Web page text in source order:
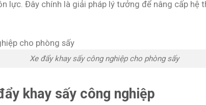
lực. Đây chính là giải pháp lý tưởng để nâng cấp hệ
Xe đẩy khay sấy công nghiệp cho phòng sấy
khay sấy công nghiệp